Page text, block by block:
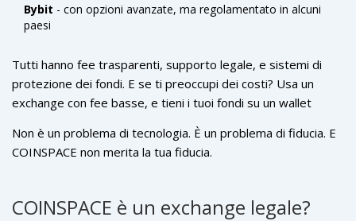
Bybit - con opzioni avanzate, ma regolamentato in alcuni
paesi
Tutti hanno fee trasparenti, supporto legale, e sistemi di
protezione dei fondi. E se ti preoccupi dei costi? Usa un
exchange con fee basse, e tieni i tuoi fondi su un wallet
0,00258 BTC ogni volta che esci.
Non è un problema di tecnologia. È un problema di fiducia. E
COINSPACE non merita la tua fiducia.
COINSPACE è un exchange legale?